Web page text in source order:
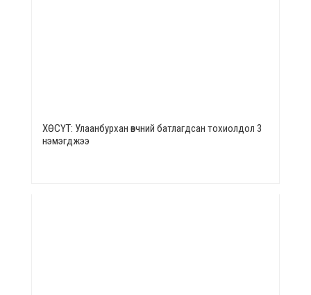
ХӨСҮТ: Улаанбурхан өвчний батлагдсан тохиолдол 3
нэмэгджээ